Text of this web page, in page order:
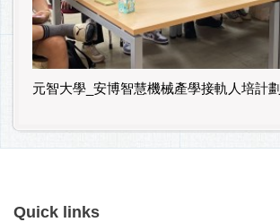
元智大學_安博智慧機械產學接軌人培計劃
Quick links